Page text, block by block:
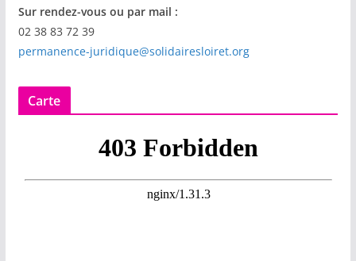
Sur rendez-vous ou par mail :
02 38 83 72 39
permanence-juridique@solidairesloiret.org
Carte